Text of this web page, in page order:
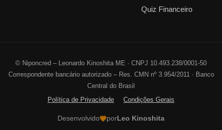
Quiz Financeiro
© Niponcred – Leonardo Kinoshita ME · CNPJ 10.493.238/0001-50
Correspondente bancário autorizado – Res. CMN nº 3.954/2011 · Banco
Central do Brasil
Política de Privacidade
Condições Gerais
Desenvolvido por Leo Kinoshita